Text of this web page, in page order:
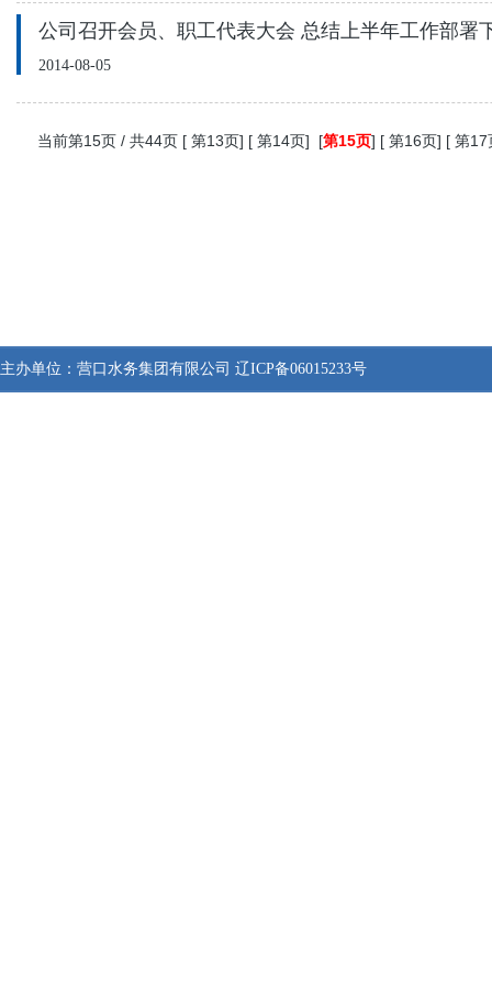
公司召开会员、职工代表大会 总结上半年工作部署
2014-08-05
当前第15页 / 共44页 [ 第13页] [ 第14页] [第15页] [ 第16页] [ 第17
主办单位： 营口水务集团有限公司 辽ICP备06015233号